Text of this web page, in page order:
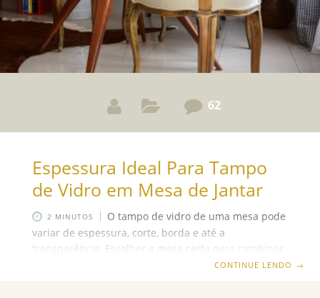
62
Espessura Ideal Para Tampo
de Vidro em Mesa de Jantar
2 MINUTOS
O tampo de vidro de uma mesa pode
variar de espessura, corte, borda e até a
transparência. Escolher a mesa certa para combinar
com sua decoração e personalidade já não é um
CONTINUE LENDO →